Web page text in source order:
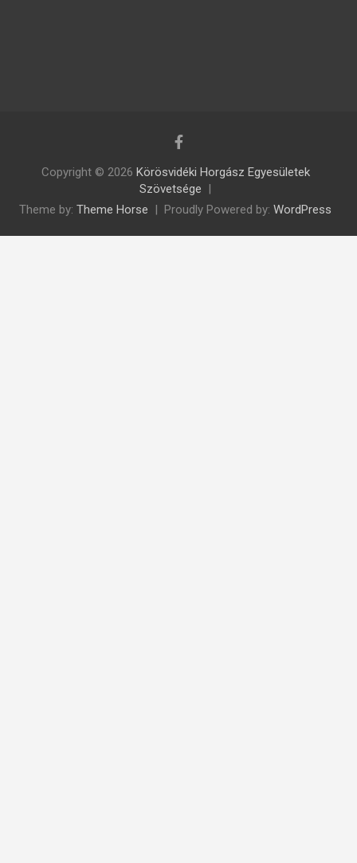
Copyright © 2026 Körösvidéki Horgász Egyesületek
Szövetsége
Theme by: Theme Horse Proudly Powered by: WordPress